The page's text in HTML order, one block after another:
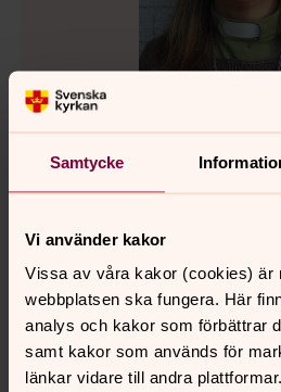
Samtycke
Vi använder kakor
Vissa av våra kakor (cookies) är
webbplatsen ska fungera. Här
analys och kakor som förbättrar
samt kakor som används för
länkar vidare till andra
Annika Lindman
Diakon i Kindaholm, Diakon i
Svenska kyrkan i Kind
Direkt:0325-612133
E-post: